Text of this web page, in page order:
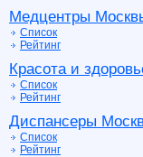
Медцентры
Список
Рейтинг
Красота и
Список
Рейтинг
Диспансеры
Список
Рейтинг